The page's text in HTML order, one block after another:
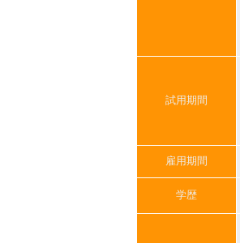
試用期間
雇用期間
学歴